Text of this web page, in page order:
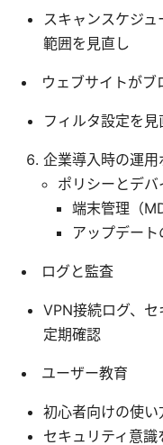
スキャンスケジ
範囲を見直し
ウェブサイトがブ
フィルタ設定を
企業導入時の運用
ポリシーとデバ
端末管理（
アップデー
ログと監査
VPN接続ログ、
定期確認
ユーザー教育
初心者向けの使
セキュリティ意